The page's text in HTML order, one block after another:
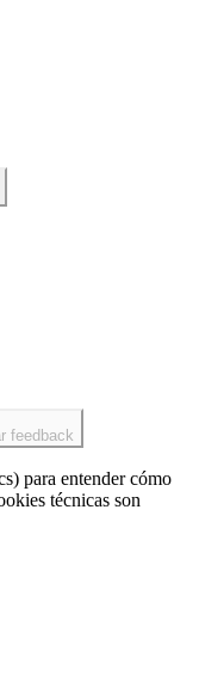
feedback
para entender cómo
técnicas son